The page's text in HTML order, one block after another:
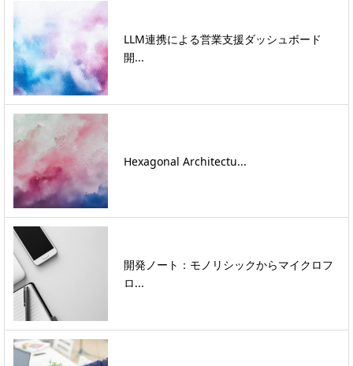
LLM連携による営業支援ダッシュボード
開...
Hexagonal Architectu...
開発ノート：モノリシックからマイクロフ
ロ...